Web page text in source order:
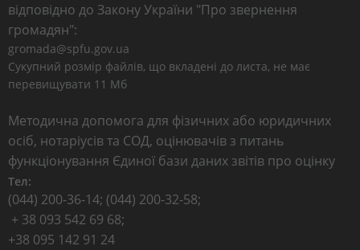
відповідно до Закону України "Про звернення
громадян":
gromada@spfu.gov.ua
Сукупний розмір файлів, що вкладені до листа, не має
перевищувати 11 Мб
Методична допомога для фізичних або юридичних
осіб, нотаріусів та СОД, оцінювачів з питань
функціонування Єдиної бази даних звітів про оцінку
Тел:
(044) 200-36-14; (044) 200-32-58;
+ 38 093 542 69 68;
+38 095 142 91 24